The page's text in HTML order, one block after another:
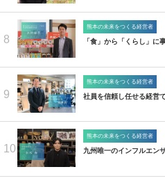
8
熊本の未来をつくる経営者
「食」から「くらし」に
9
熊本の未来をつくる経営者
社員を信頼し任せる経営
10
熊本の未来をつくる経営者
九州唯一のインフルエン